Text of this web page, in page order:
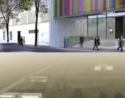
Oficinas Sófocles